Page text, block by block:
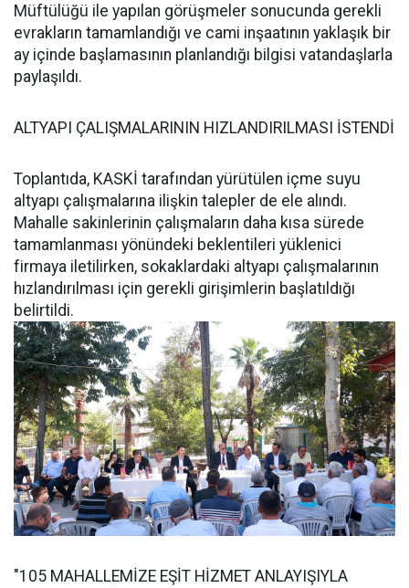
Müftülüğü ile yapılan görüşmeler sonucunda gerekli
evrakların tamamlandığı ve cami inşaatının yaklaşık bir
ay içinde başlamasının planlandığı bilgisi vatandaşlarla
paylaşıldı.
ALTYAPI ÇALIŞMALARININ HIZLANDIRILMASI İSTENDİ
Toplantıda, KASKİ tarafından yürütülen içme suyu
altyapı çalışmalarına ilişkin talepler de ele alındı.
Mahalle sakinlerinin çalışmaların daha kısa sürede
tamamlanması yönündeki beklentileri yüklenici
firmaya iletilirken, sokaklardaki altyapı çalışmalarının
hızlandırılması için gerekli girişimlerin başlatıldığı
belirtildi.
"105 MAHALLEMİZE EŞİT HİZMET ANLAYIŞIYLA